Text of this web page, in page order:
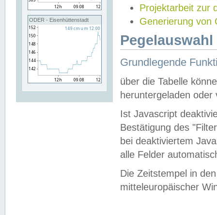
ODER - Eisenhüttenstadt
Projektarbeit zur
Generierung von
Grundlegende
über die Tabelle
heruntergeladen oder
Ist Javascript
Bestätigung des
bei deaktiviertem
alle Felder
Die Zeitstempel in
mitteleuropäischer